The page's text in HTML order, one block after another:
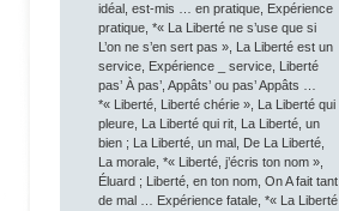
idéal, est-mis … en pratique, Expérience
pratique, *« La Liberté ne s’use que si
L’on ne s’en sert pas », La Liberté est un
service, Expérience _ service, Liberté
pas’ À pas’, Appâts’ ou pas’ Appâts …
*« Liberté, Liberté chérie », La Liberté qui
pleure, La Liberté qui rit, La Liberté, un
bien ; La Liberté, un mal, De La Liberté,
La morale, *« Liberté, j’écris ton nom »,
Éluard ; Liberté, en ton nom, On A fait tant
de mal … Expérience fatale, *« La Liberté